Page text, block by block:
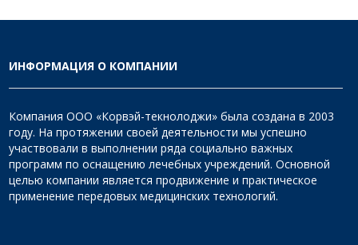
ИНФОРМАЦИЯ О КОМПАНИИ
Компания ООО «Корвэй-текнолоджи» была создана в 2003
году. На протяжении своей деятельности мы успешно
участвовали в выполнении ряда социально важных
программ по оснащению лечебных учреждений. Основной
целью компании является продвижение и практическое
применение передовых медицинских технологий.